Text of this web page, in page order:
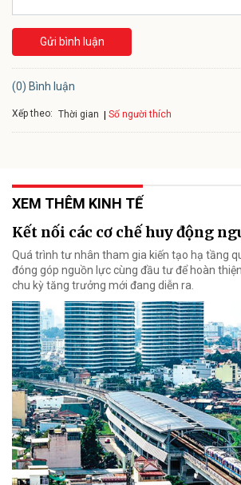
Gửi bình luận
(0) Bình luận
Xếp theo: Thời gian Số người thích
XEM THÊM KINH TẾ
Kết nối các cơ chế huy động
Quá trình tư nhân tham gia kiến tạo hạ tầng
đóng góp nguồn lực cùng đầu tư để hoàn
chu kỳ tăng trưởng mới đang diễn ra.